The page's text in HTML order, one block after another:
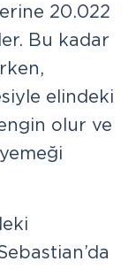
20.022
Bu kadar
elindeki
olur ve